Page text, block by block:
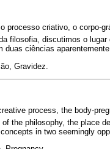
processo criativo, o corpo-
filosofia, discutimos o
duas ciências
Gravidez.
process, the body-
the philosophy, the place
in two seemingly